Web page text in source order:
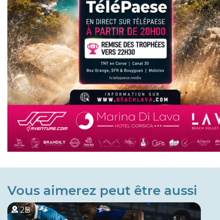
Vous aimerez peut être aussi
2B